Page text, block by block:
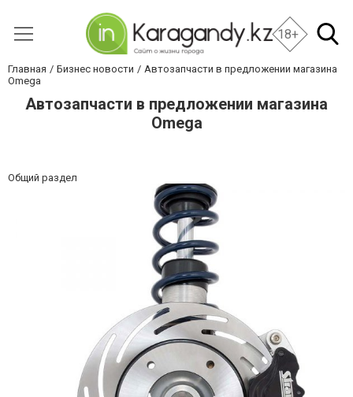
18+
Главная Бизнес новости
Автозапчасти в предложении магазина
Omega
Автозапчасти в предложении магазина
Omega
Общий раздел